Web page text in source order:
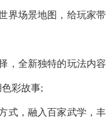
界场景地图，给玩家带
，全新独特的玩法内容
彩故事;
式，融入百家武学，丰